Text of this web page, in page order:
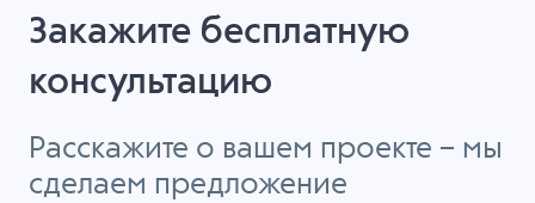
Закажите бесплатную
консультацию
Расскажите о вашем проекте – мы
сделаем предложение